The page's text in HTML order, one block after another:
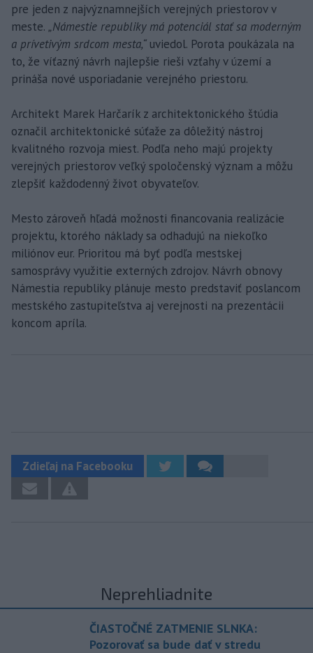
pre jeden z najvýznamnejších verejných priestorov v
meste. „Námestie republiky má potenciál stať sa moderným
a prívetivým srdcom mesta,“ uviedol. Porota poukázala na
to, že víťazný návrh najlepšie rieši vzťahy v území a
prináša nové usporiadanie verejného priestoru.
Architekt Marek Harčarík z architektonického štúdia
označil architektonické súťaže za dôležitý nástroj
kvalitného rozvoja miest. Podľa neho majú projekty
verejných priestorov veľký spoločenský význam a môžu
zlepšiť každodenný život obyvateľov.
Mesto zároveň hľadá možnosti financovania realizácie
projektu, ktorého náklady sa odhadujú na niekoľko
miliónov eur. Prioritou má byť podľa mestskej
samosprávy využitie externých zdrojov. Návrh obnovy
Námestia republiky plánuje mesto predstaviť poslancom
mestského zastupiteľstva aj verejnosti na prezentácii
koncom apríla.
Zdieľaj na Facebooku
Neprehliadnite
ČIASTOČNÉ ZATMENIE SLNKA:
Pozorovať sa bude dať v stredu